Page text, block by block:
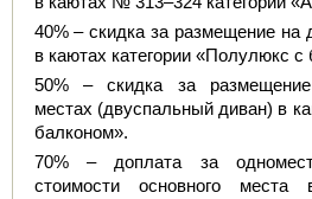
40% – скидка за размещение на
в каютах категории «Полулюкс с
50% – скидка за
местах (двуспальный диван) в
балконом».
70% – доплата за
стоимости основного места